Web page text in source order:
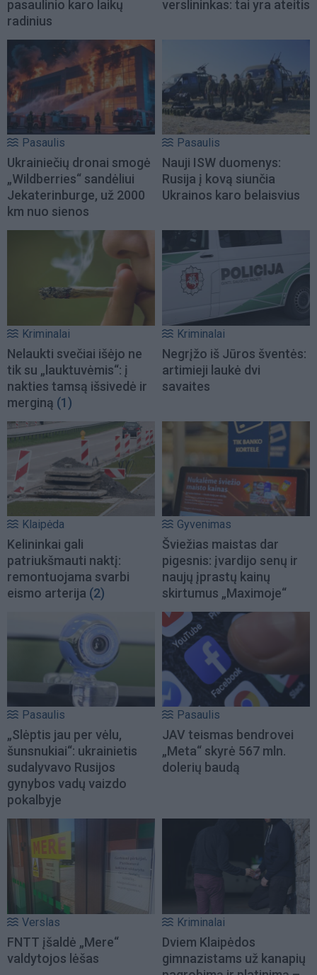
pasaulinio karo laikų
radinius
verslininkas: tai yra ateitis
Pasaulis
Ukrainiečių dronai smogė
„Wildberries“ sandėliui
Jekaterinburge, už 2000
km nuo sienos
Pasaulis
Nauji ISW duomenys:
Rusija į kovą siunčia
Ukrainos karo belaisvius
Kriminalai
Nelaukti svečiai išėjo ne
tik su „lauktuvėmis“: į
nakties tamsą išsivedė ir
merginą (1)
Kriminalai
Negrįžo iš Jūros šventės:
artimieji laukė dvi
savaites
Klaipėda
Kelininkai gali
patriukšmauti naktį:
remontuojama svarbi
eismo arterija (2)
Gyvenimas
Šviežias maistas dar
pigesnis: įvardijo senų ir
naujų įprastų kainų
skirtumus „Maximoje“
Pasaulis
„Slėptis jau per vėlu,
šunsnukiai“: ukrainietis
sudalyvavo Rusijos
gynybos vadų vaizdo
pokalbyje
Pasaulis
JAV teismas bendrovei
„Meta“ skyrė 567 mln.
dolerių baudą
Verslas
FNTT įšaldė „Mere“
valdytojos lėšas
Kriminalai
Dviem Klaipėdos
gimnazistams už kanapių